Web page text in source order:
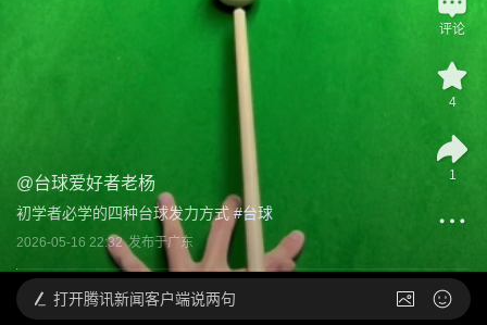
@台球爱好者老杨
初学者必学的四种台球发力方式 #台球
2026-05-16 22:32 发布于广东
评论
4
1
打开腾讯新闻客户端说两句